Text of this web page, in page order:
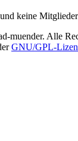
keine
muender. Alle
GNU/GPL-